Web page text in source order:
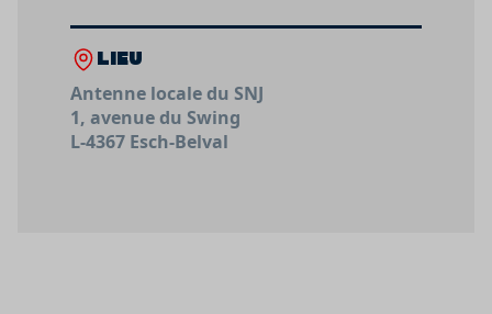
LIEU
Antenne locale du SNJ
1, avenue du Swing
L-4367 Esch-Belval